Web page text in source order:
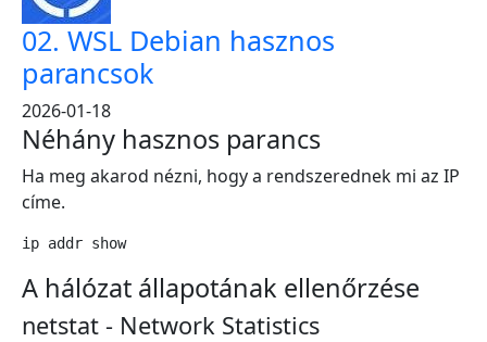
02. WSL Debian hasznos
parancsok
2026-01-18
Néhány hasznos parancs
Ha meg akarod nézni, hogy a rendszerednek mi az IP
címe.
ip addr show
A hálózat állapotának ellenőrzése
netstat - Network Statistics